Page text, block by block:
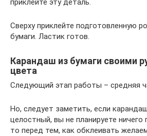
приклейте эту деталь.
Сверху приклейте подготовленную
бумаги. Ластик готов.
Карандаш из бумаги своими
цвета
Следующий этап работы – средняя
Но, следует заметить, если
целостный, вы не планируете
то перед тем, как обклеивать